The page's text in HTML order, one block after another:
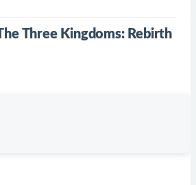
Three Kingdoms: Rebirth